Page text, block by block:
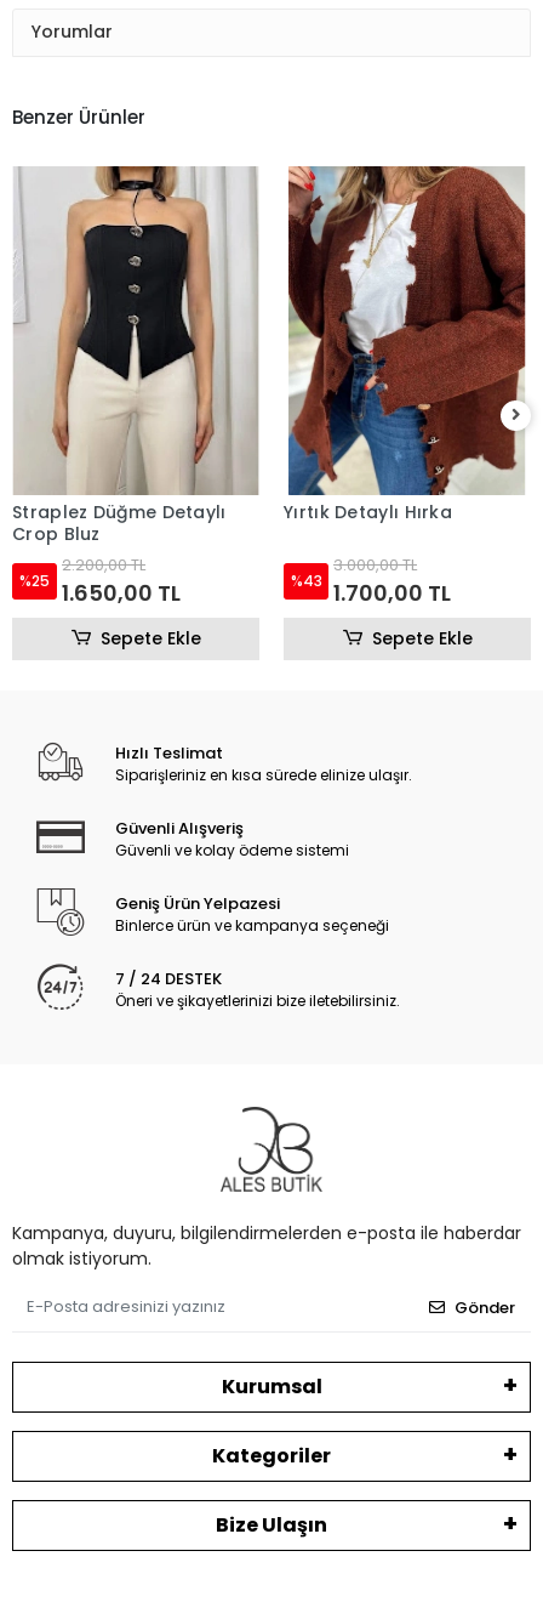
Yorumlar
Benzer Ürünler
Straplez Düğme Detaylı
Crop Bluz
%25
2.200,00 TL
1.650,00 TL
Sepete Ekle
Yırtık Detaylı Hırka
%43
3.000,00 TL
1.700,00 TL
Sepete Ekle
Hızlı Teslimat
Siparişleriniz en kısa sürede elinize ulaşır.
Güvenli Alışveriş
Güvenli ve kolay ödeme sistemi
Geniş Ürün Yelpazesi
Binlerce ürün ve kampanya seçeneği
7 / 24 DESTEK
Öneri ve şikayetlerinizi bize iletebilirsiniz.
Kampanya, duyuru, bilgilendirmelerden e-posta ile haberdar
olmak istiyorum.
Gönder
Kurumsal
Kategoriler
Bize Ulaşın